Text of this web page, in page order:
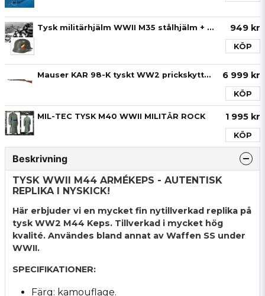
Tysk militärhjälm WWII M35 stålhjälm + Luftwaffe hjälmdekaler 949 kr
KÖP
Mauser KAR 98-K tyskt WW2 prickskyttegevär i stål och trä - unik replika! 6 999 kr
KÖP
MIL-TEC TYSK M40 WWII MILITÄR ROCK 1 995 kr
KÖP
Beskrivning
TYSK WWII M44 ARMÉKEPS - AUTENTISK
REPLIKA I NYSKICK!
Här erbjuder vi en mycket fin nytillverkad replika på
tysk WW2 M44 Keps. Tillverkad i mycket hög
kvalité. Användes bland annat av Waffen SS under
WWII.
SPECIFIKATIONER:
Färg: kamouflage.